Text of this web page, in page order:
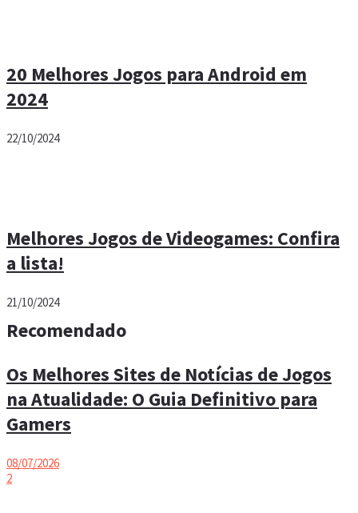
20 Melhores Jogos para Android em
2024
22/10/2024
Melhores Jogos de Videogames: Confira
a lista!
21/10/2024
Recomendado
Os Melhores Sites de Notícias de Jogos
na Atualidade: O Guia Definitivo para
Gamers
08/07/2026
2